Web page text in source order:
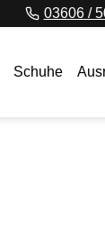
03606 /
Schuhe